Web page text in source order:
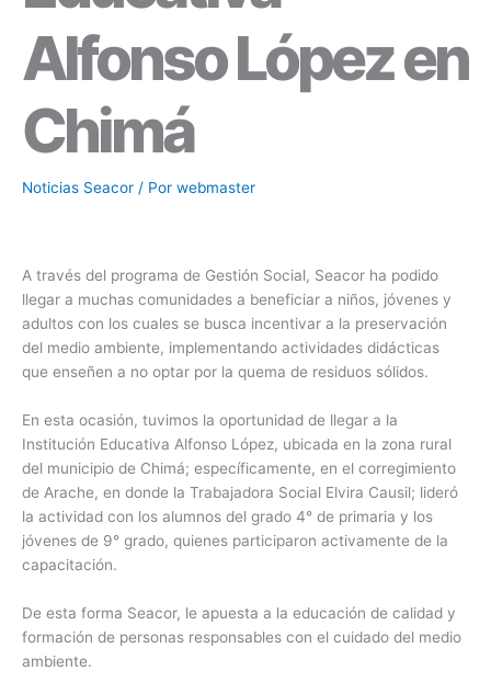
Alfonso López en
Chimá
Noticias Seacor / Por webmaster
A través del programa de Gestión Social, Seacor ha podido
llegar a muchas comunidades a beneficiar a niños, jóvenes y
adultos con los cuales se busca incentivar a la preservación
del medio ambiente, implementando actividades didácticas
que enseñen a no optar por la quema de residuos sólidos.
En esta ocasión, tuvimos la oportunidad de llegar a la
Institución Educativa Alfonso López, ubicada en la zona rural
del municipio de Chimá; específicamente, en el corregimiento
de Arache, en donde la Trabajadora Social Elvira Causil; lideró
la actividad con los alumnos del grado 4° de primaria y los
jóvenes de 9° grado, quienes participaron activamente de la
capacitación.
De esta forma Seacor, le apuesta a la educación de calidad y
formación de personas responsables con el cuidado del medio
ambiente.